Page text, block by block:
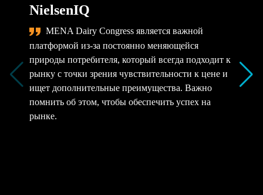
NielsenIQ
MENA Dairy Congress является важной
платформой из-за постоянно меняющейся
природы потребителя, который всегда подходит к
рынку с точки зрения чувствительности к цене и
ищет дополнительные преимущества. Важно
помнить об этом, чтобы обеспечить успех на
рынке.